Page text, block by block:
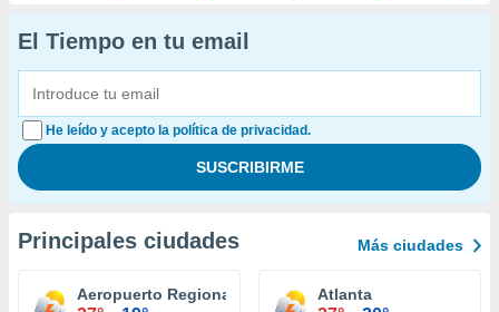
El Tiempo en tu email
He leído y acepto la política de privacidad.
Principales ciudades Más ciudades
Aeropuerto Regional Central Illiniois Bloomington
Atlanta